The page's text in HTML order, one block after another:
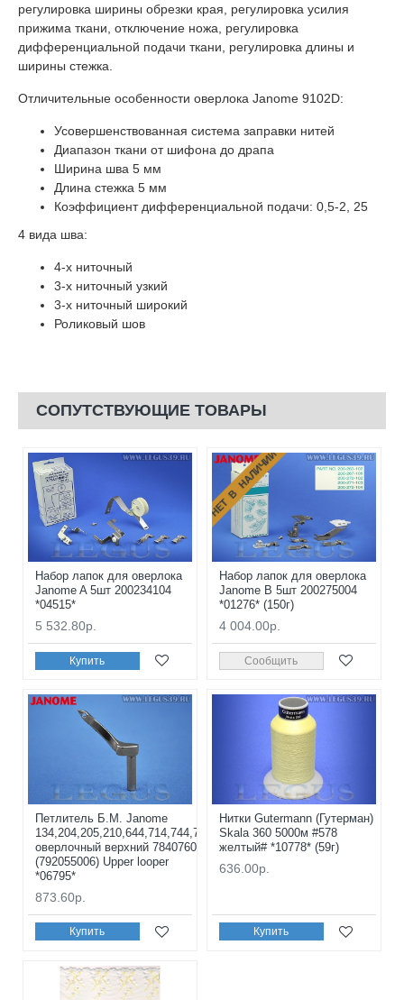
регулировка ширины обрезки края, регулировка усилия
прижима ткани, отключение ножа, регулировка
дифференциальной подачи ткани, регулировка длины и
ширины стежка.
Отличительные особенности оверлока Janome 9102D:
Усовершенствованная система заправки нитей
Диапазон ткани от шифона до драпа
Ширина шва 5 мм
Длина стежка 5 мм
Коэффициент дифференциальной подачи: 0,5-2, 25
4 вида шва:
4-х ниточный
3-х ниточный узкий
3-х ниточный широкий
Роликовый шов
СОПУТСТВУЮЩИЕ ТОВАРЫ
Набор лапок для оверлока
Janome A 5шт 200234104
*04515*
5 532.80р.
Купить
НЕТ В НАЛИЧИИ
Набор лапок для оверлока
Janome B 5шт 200275004
*01276* (150г)
4 004.00р.
Сообщить
Петлитель Б.М. Janome
134,204,205,210,644,714,744,784
оверлочный верхний 784076019
(792055006) Upper looper
*06795*
873.60р.
Купить
Нитки Gutermann (Гутерман)
Skala 360 5000м #578
желтый# *10778* (59г)
636.00р.
Купить